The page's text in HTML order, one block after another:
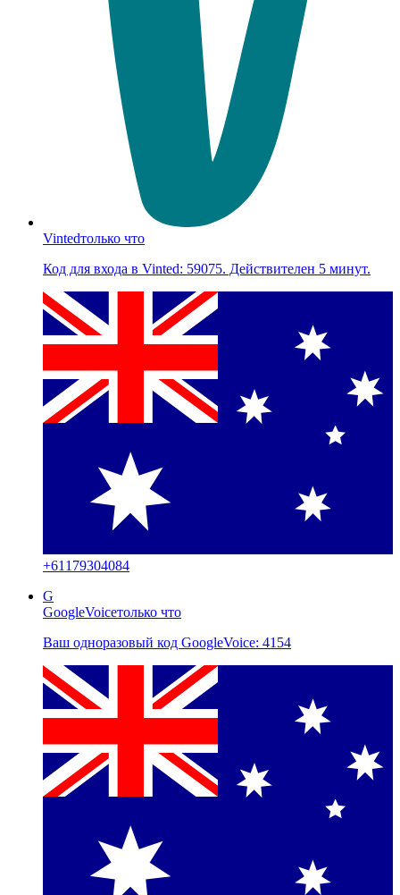
Vintedтолько что
Код для входа в Vinted: 59075. Действителен 5 минут.
+61179304084
G
GoogleVoiceтолько что
Ваш одноразовый код GoogleVoice: 4154